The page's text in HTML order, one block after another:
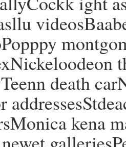
death
kena